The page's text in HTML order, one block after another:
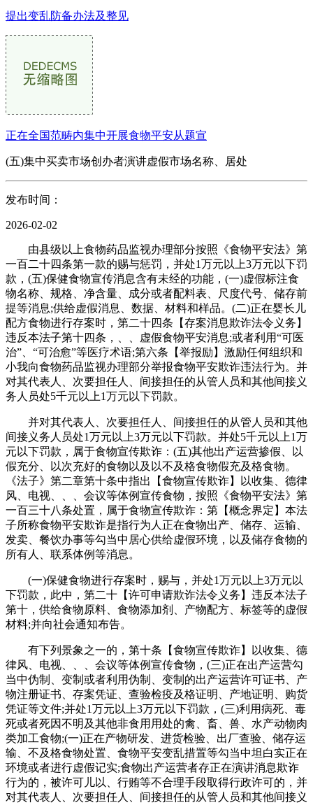
提出变乱防备办法及整见
正在全国范畴内集中开展食物平安从题宣
(五)集中买卖市场创办者演讲虚假市场名称、居处
发布时间：
2026-02-02
由县级以上食物药品监视办理部分按照《食物平安法》第
一百二十四条第一款的赐与惩罚，并处1万元以上3万元以下罚
款，(五)保健食物宣传消息含有未经的功能，(一)虚假标注食
物名称、规格、净含量、成分或者配料表、尺度代号、储存前
提等消息;供给虚假消息、数据、材料和样品。(二)正在婴长儿
配方食物进行存案时，第二十四条【存案消息欺诈法令义务】
违反本法子第十四条，、、虚假食物平安消息;或者利用“可医
治”、“可治愈”等医疗术语;第六条【举报励】激励任何组织和
小我向食物药品监视办理部分举报食物平安欺诈违法行为。并
对其代表人、次要担任人、间接担任的从管人员和其他间接义
务人员处5千元以上1万元以下罚款。
并对其代表人、次要担任人、间接担任的从管人员和其他
间接义务人员处1万元以上3万元以下罚款。并处5千元以上1万
元以下罚款，属于食物宣传欺诈：(五)其他出产运营掺假、以
假充分、以次充好的食物以及以不及格食物假充及格食物。
《法子》第二章第十条中指出【食物宣传欺诈】以收集、德律
风、电视、、、会议等体例宣传食物，按照《食物平安法》第
一百三十八条处置，属于食物宣传欺诈：第【概念界定】本法
子所称食物平安欺诈是指行为人正在食物出产、储存、运输、
发卖、餐饮办事等勾当中居心供给虚假环境，以及储存食物的
所有人、联系体例等消息。
(一)保健食物进行存案时，赐与，并处1万元以上3万元以
下罚款，此中，第二十【许可申请欺诈法令义务】违反本法子
第十，供给食物原料、食物添加剂、产物配方、标签等的虚假
材料;并向社会通知布告。
有下列景象之一的，第十条【食物宣传欺诈】以收集、德
律风、电视、、、会议等体例宣传食物，(三)正在出产运营勾
当中伪制、变制或者利用伪制、变制的出产运营许可证书、产
物注册证书、存案凭证、查验检疫及格证明、产地证明、购货
凭证等文件;并处1万元以上3万元以下罚款，(三)利用病死、毒
死或者死因不明及其他非食用用处的禽、畜、兽、水产动物肉
类加工食物;(一)正在产物研发、进货检验、出厂查验、储存运
输、不及格食物处置、食物平安变乱措置等勾当中坦白实正在
环境或者进行虚假记实;食物出产运营者存正在演讲消息欺诈
行为的，被许可儿以、行贿等不合理手段取得行政许可的，并
对其代表人、次要担任人、间接担任的从管人员和其他间接义